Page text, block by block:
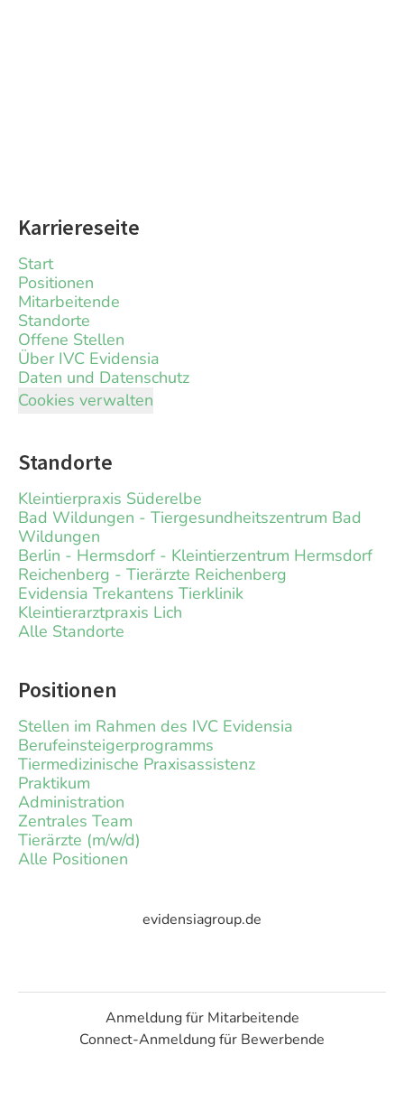
Karriereseite
Start
Positionen
Mitarbeitende
Standorte
Offene Stellen
Über IVC Evidensia
Daten und Datenschutz
Cookies verwalten
Standorte
Kleintierpraxis Süderelbe
Bad Wildungen - Tiergesundheitszentrum Bad
Wildungen
Berlin - Hermsdorf - Kleintierzentrum Hermsdorf
Reichenberg - Tierärzte Reichenberg
Evidensia Trekantens Tierklinik
Kleintierarztpraxis Lich
Alle Standorte
Positionen
Stellen im Rahmen des IVC Evidensia
Berufeinsteigerprogramms
Tiermedizinische Praxisassistenz
Praktikum
Administration
Zentrales Team
Tierärzte (m/w/d)
Alle Positionen
evidensiagroup.de
Anmeldung für Mitarbeitende
Connect-Anmeldung für Bewerbende